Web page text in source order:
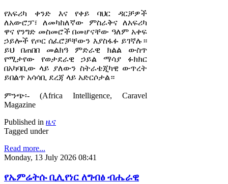
የአፍሪካ ቀንድ እና የቀይ ባህር ዳርቻዎች
ለአውሮፓ፣ ለመካከለኛው ምስራቅና ለአፍሪካ
ዋና የንግድ መስመሮች በመሆናቸው ዓለም አቀፍ
ኃይሎች የጦር ሰፈሮቻቸውን እያስፋፉ ይገኛሉ።
ይህ በጠበበ መልክዓ ምድራዊ ክልል ውስጥ
የሚታየው የወታደራዊ ኃይል ማሳያ ፉክክር
በአካባቢው ላይ ያለውን ስትራቴጂካዊ ውጥረት
ይበልጥ አሳሳቢ ደረጃ ላይ አድርሶታል።
ምንጭ፡- (Africa Intelligence, Caravel
Magazine
Published in ዜና
Tagged under
Read more...
Monday, 13 July 2026 08:41
የኤምሬትሱ ቢሊየነር ለግብፅ ብሔራዊ